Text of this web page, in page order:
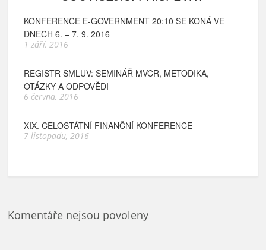
KONFERENCE E-GOVERNMENT 20:10 SE KONÁ VE
DNECH 6. – 7. 9. 2016
1 září, 2016
REGISTR SMLUV: SEMINÁŘ MVČR, METODIKA,
OTÁZKY A ODPOVĚDI
6 června, 2016
XIX. CELOSTÁTNÍ FINANČNÍ KONFERENCE
7 listopadu, 2016
Komentáře nejsou povoleny